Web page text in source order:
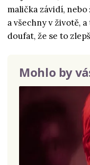
malička závidí,
a všechny v životě,
doufat, že se to
Mohlo by